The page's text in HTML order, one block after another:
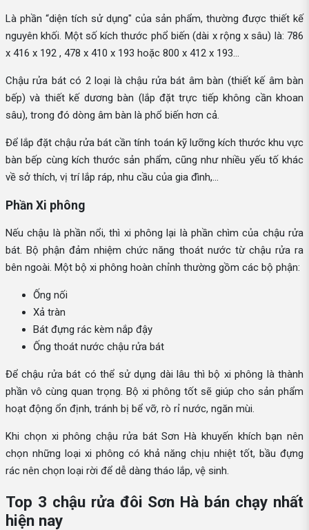
Là phần “diện tích sử dụng" của sản phẩm, thường được thiết kế
nguyên khối. Một số kích thước phổ biến (dài x rộng x sâu) là: 786
x 416 x 192 , 478 x 410 x 193 hoặc 800 x 412 x 193…
Chậu rửa bát có 2 loại là chậu rửa bát âm bàn (thiết kế âm bàn
bếp) và thiết kế dương bàn (lắp đặt trực tiếp không cần khoan
sâu), trong đó dòng âm bàn là phổ biến hơn cả.
Để lắp đặt chậu rửa bát cần tính toán kỹ lưỡng kích thước khu vực
bàn bếp cùng kích thước sản phẩm, cũng như nhiều yếu tố khác
về sở thích, vị trí lắp ráp, nhu cầu của gia đình,...
Phần Xi phông
Nếu chậu là phần nổi, thì xi phông lại là phần chìm của chậu rửa
bát. Bộ phận đảm nhiệm chức năng thoát nước từ chậu rửa ra
bên ngoài. Một bộ xi phông hoàn chỉnh thường gồm các bộ phận:
Ống nối
Xả tràn
Bát đựng rác kèm nắp đậy
Ống thoát nước chậu rửa bát
Để chậu rửa bát có thể sử dụng dài lâu thì bộ xi phông là thành
phần vô cùng quan trọng. Bộ xi phông tốt sẽ giúp cho sản phẩm
hoạt động ổn định, tránh bị bể vỡ, rò rỉ nước, ngăn mùi.
Khi chọn xi phông chậu rửa bát Sơn Hà khuyến khích bạn nên
chọn những loại xi phông có khả năng chịu nhiệt tốt, bầu đựng
rác nên chọn loại rời để dễ dàng tháo lắp, vệ sinh.
Top 3 chậu rửa đôi Sơn Hà bán chạy nhất
hiện nay